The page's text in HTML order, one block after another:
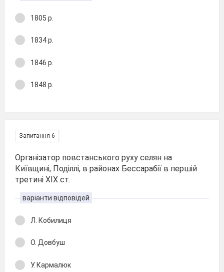
1805 р.
1834 р.
1846 р.
1848 р.
Запитання 6
Організатор повстанського руху селян на
Київщині, Поділлі, в районах Бессарабії в першій
третині XIX ст.
варіанти відповідей
Л. Кобилиця
О. Довбуш
У. Кармалюк